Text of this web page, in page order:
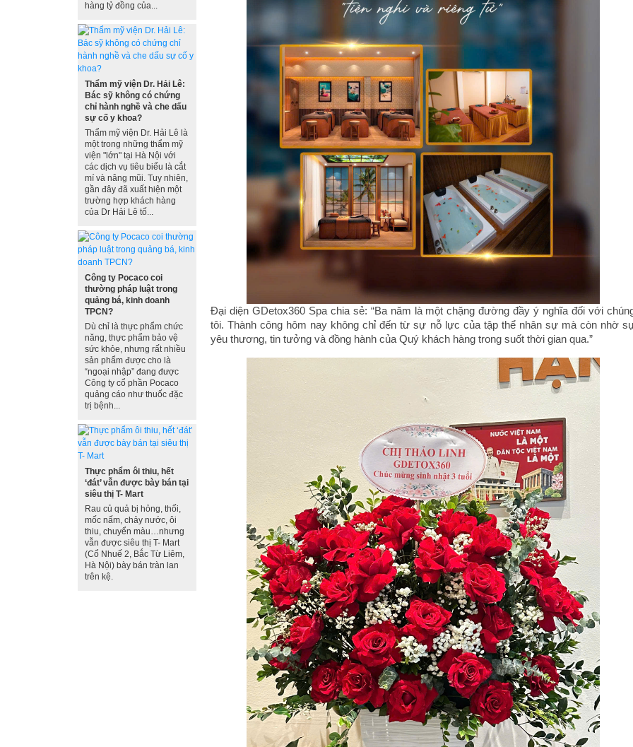
hàng tỷ đồng của...
Thẩm mỹ viện Dr. Hải Lê:
Bác sỹ không có chứng
chỉ hành nghề và che dấu
sự cố y khoa?
Thẩm mỹ viện Dr. Hải Lê là
một trong những thẩm mỹ
viện "lớn" tại Hà Nội với
các dịch vụ tiêu biểu là cắt
mí và nâng mũi. Tuy nhiên,
gần đây đã xuất hiện một
trường hợp khách hàng
của Dr Hải Lê tố...
Công ty Pocaco coi
thường pháp luật trong
quảng bá, kinh doanh
TPCN?
Dù chỉ là thực phẩm chức
năng, thực phẩm bảo vệ
sức khỏe, nhưng rất nhiều
sản phẩm được cho là
“ngoại nhập” đang được
Công ty cổ phần Pocaco
quảng cáo như thuốc đặc
trị bệnh...
Thực phẩm ôi thiu, hết
‘đát’ vẫn được bày bán tại
siêu thị T- Mart
Rau củ quả bị hỏng, thối,
mốc nấm, chảy nước, ôi
thiu, chuyển màu…nhưng
vẫn được siêu thị T- Mart
(Cổ Nhuế 2, Bắc Từ Liêm,
Hà Nội) bày bán tràn lan
trên kệ.
Đại diện GDetox360 Spa chia sẻ: “Ba năm là một chặng đường đầy ý nghĩa đối với
tôi. Thành công hôm nay không chỉ đến từ sự nỗ lực của tập thể nhân sự mà còn nhờ
yêu thương, tin tưởng và đồng hành của Quý khách hàng trong suốt thời gian qua.”